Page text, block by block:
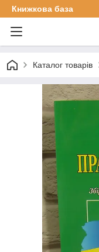
Книжкова база
Каталог товарів